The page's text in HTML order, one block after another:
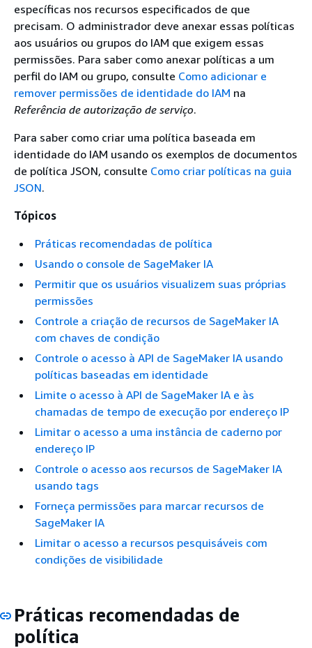
específicas nos recursos especificados de que
precisam. O administrador deve anexar essas políticas
aos usuários ou grupos do IAM que exigem essas
permissões. Para saber como anexar políticas a um
perfil do IAM ou grupo, consulte Como adicionar e
remover permissões de identidade do IAM na
Referência de autorização de serviço.
Para saber como criar uma política baseada em
identidade do IAM usando os exemplos de documentos
de política JSON, consulte Como criar políticas na guia
JSON.
Tópicos
Práticas recomendadas de política
Usando o console de SageMaker IA
Permitir que os usuários visualizem suas próprias
permissões
Controle a criação de recursos de SageMaker IA
com chaves de condição
Controle o acesso à API de SageMaker IA usando
políticas baseadas em identidade
Limite o acesso à API de SageMaker IA e às
chamadas de tempo de execução por endereço IP
Limitar o acesso a uma instância de caderno por
endereço IP
Controle o acesso aos recursos de SageMaker IA
usando tags
Forneça permissões para marcar recursos de
SageMaker IA
Limitar o acesso a recursos pesquisáveis com
condições de visibilidade
Práticas recomendadas de
política